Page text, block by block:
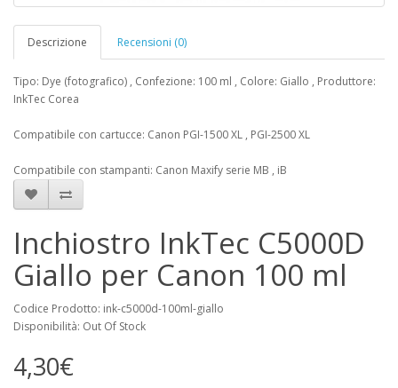
Descrizione Recensioni (0)
Tipo: Dye (fotografico) , Confezione: 100 ml , Colore: Giallo , Produttore:
InkTec Corea
Compatibile con cartucce: Canon PGI-1500 XL , PGI-2500 XL
Compatibile con stampanti: Canon Maxify serie MB , iB
Inchiostro InkTec C5000D
Giallo per Canon 100 ml
Codice Prodotto: ink-c5000d-100ml-giallo
Disponibilità: Out Of Stock
4,30€